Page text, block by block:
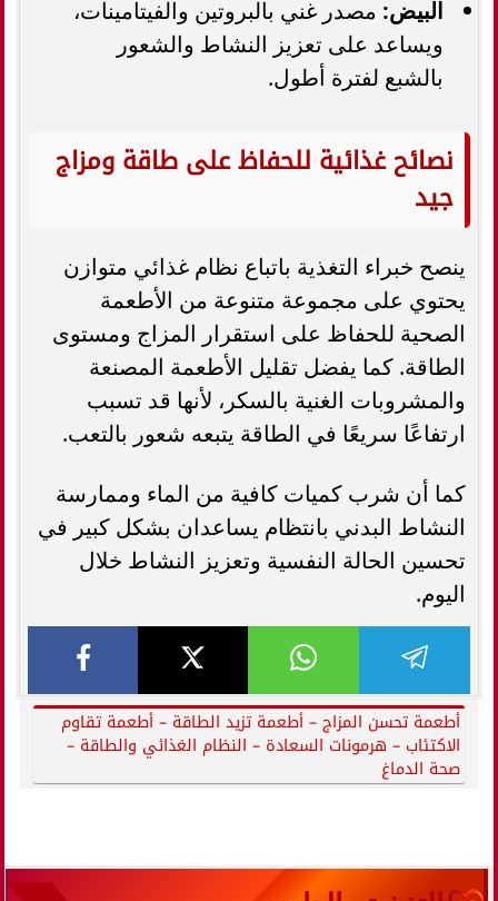
البيض: مصدر غني بالبروتين والفيتامينات،
ويساعد على تعزيز النشاط والشعور
بالشبع لفترة أطول.
نصائح غذائية للحفاظ على طاقة ومزاج
جيد
ينصح خبراء التغذية باتباع نظام غذائي متوازن
يحتوي على مجموعة متنوعة من الأطعمة
الصحية للحفاظ على استقرار المزاج ومستوى
الطاقة. كما يفضل تقليل الأطعمة المصنعة
والمشروبات الغنية بالسكر، لأنها قد تسبب
ارتفاعًا سريعًا في الطاقة يتبعه شعور بالتعب.
كما أن شرب كميات كافية من الماء وممارسة
النشاط البدني بانتظام يساعدان بشكل كبير في
تحسين الحالة النفسية وتعزيز النشاط خلال
اليوم.
أطعمة تحسن المزاج – أطعمة تزيد الطاقة – أطعمة تقاوم
الاكتئاب – هرمونات السعادة – النظام الغذائي والطاقة –
صحة الدماغ